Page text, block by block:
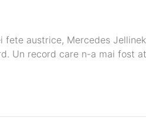
fete austrice, Mercedes Jellinek
Un record care n-a mai fost